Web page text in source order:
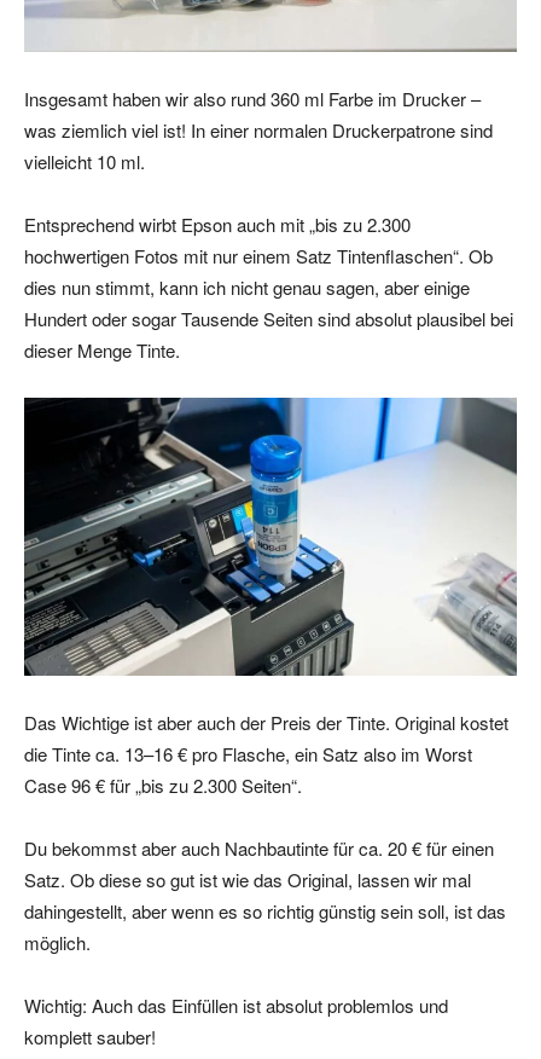
Insgesamt haben wir also rund 360 ml Farbe im Drucker –
was ziemlich viel ist! In einer normalen Druckerpatrone sind
vielleicht 10 ml.
Entsprechend wirbt Epson auch mit „bis zu 2.300
hochwertigen Fotos mit nur einem Satz Tintenflaschen“. Ob
dies nun stimmt, kann ich nicht genau sagen, aber einige
Hundert oder sogar Tausende Seiten sind absolut plausibel bei
dieser Menge Tinte.
Das Wichtige ist aber auch der Preis der Tinte. Original kostet
die Tinte ca. 13–16 € pro Flasche, ein Satz also im Worst
Case 96 € für „bis zu 2.300 Seiten“.
Du bekommst aber auch Nachbautinte für ca. 20 € für einen
Satz. Ob diese so gut ist wie das Original, lassen wir mal
dahingestellt, aber wenn es so richtig günstig sein soll, ist das
möglich.
Wichtig: Auch das Einfüllen ist absolut problemlos und
komplett sauber!